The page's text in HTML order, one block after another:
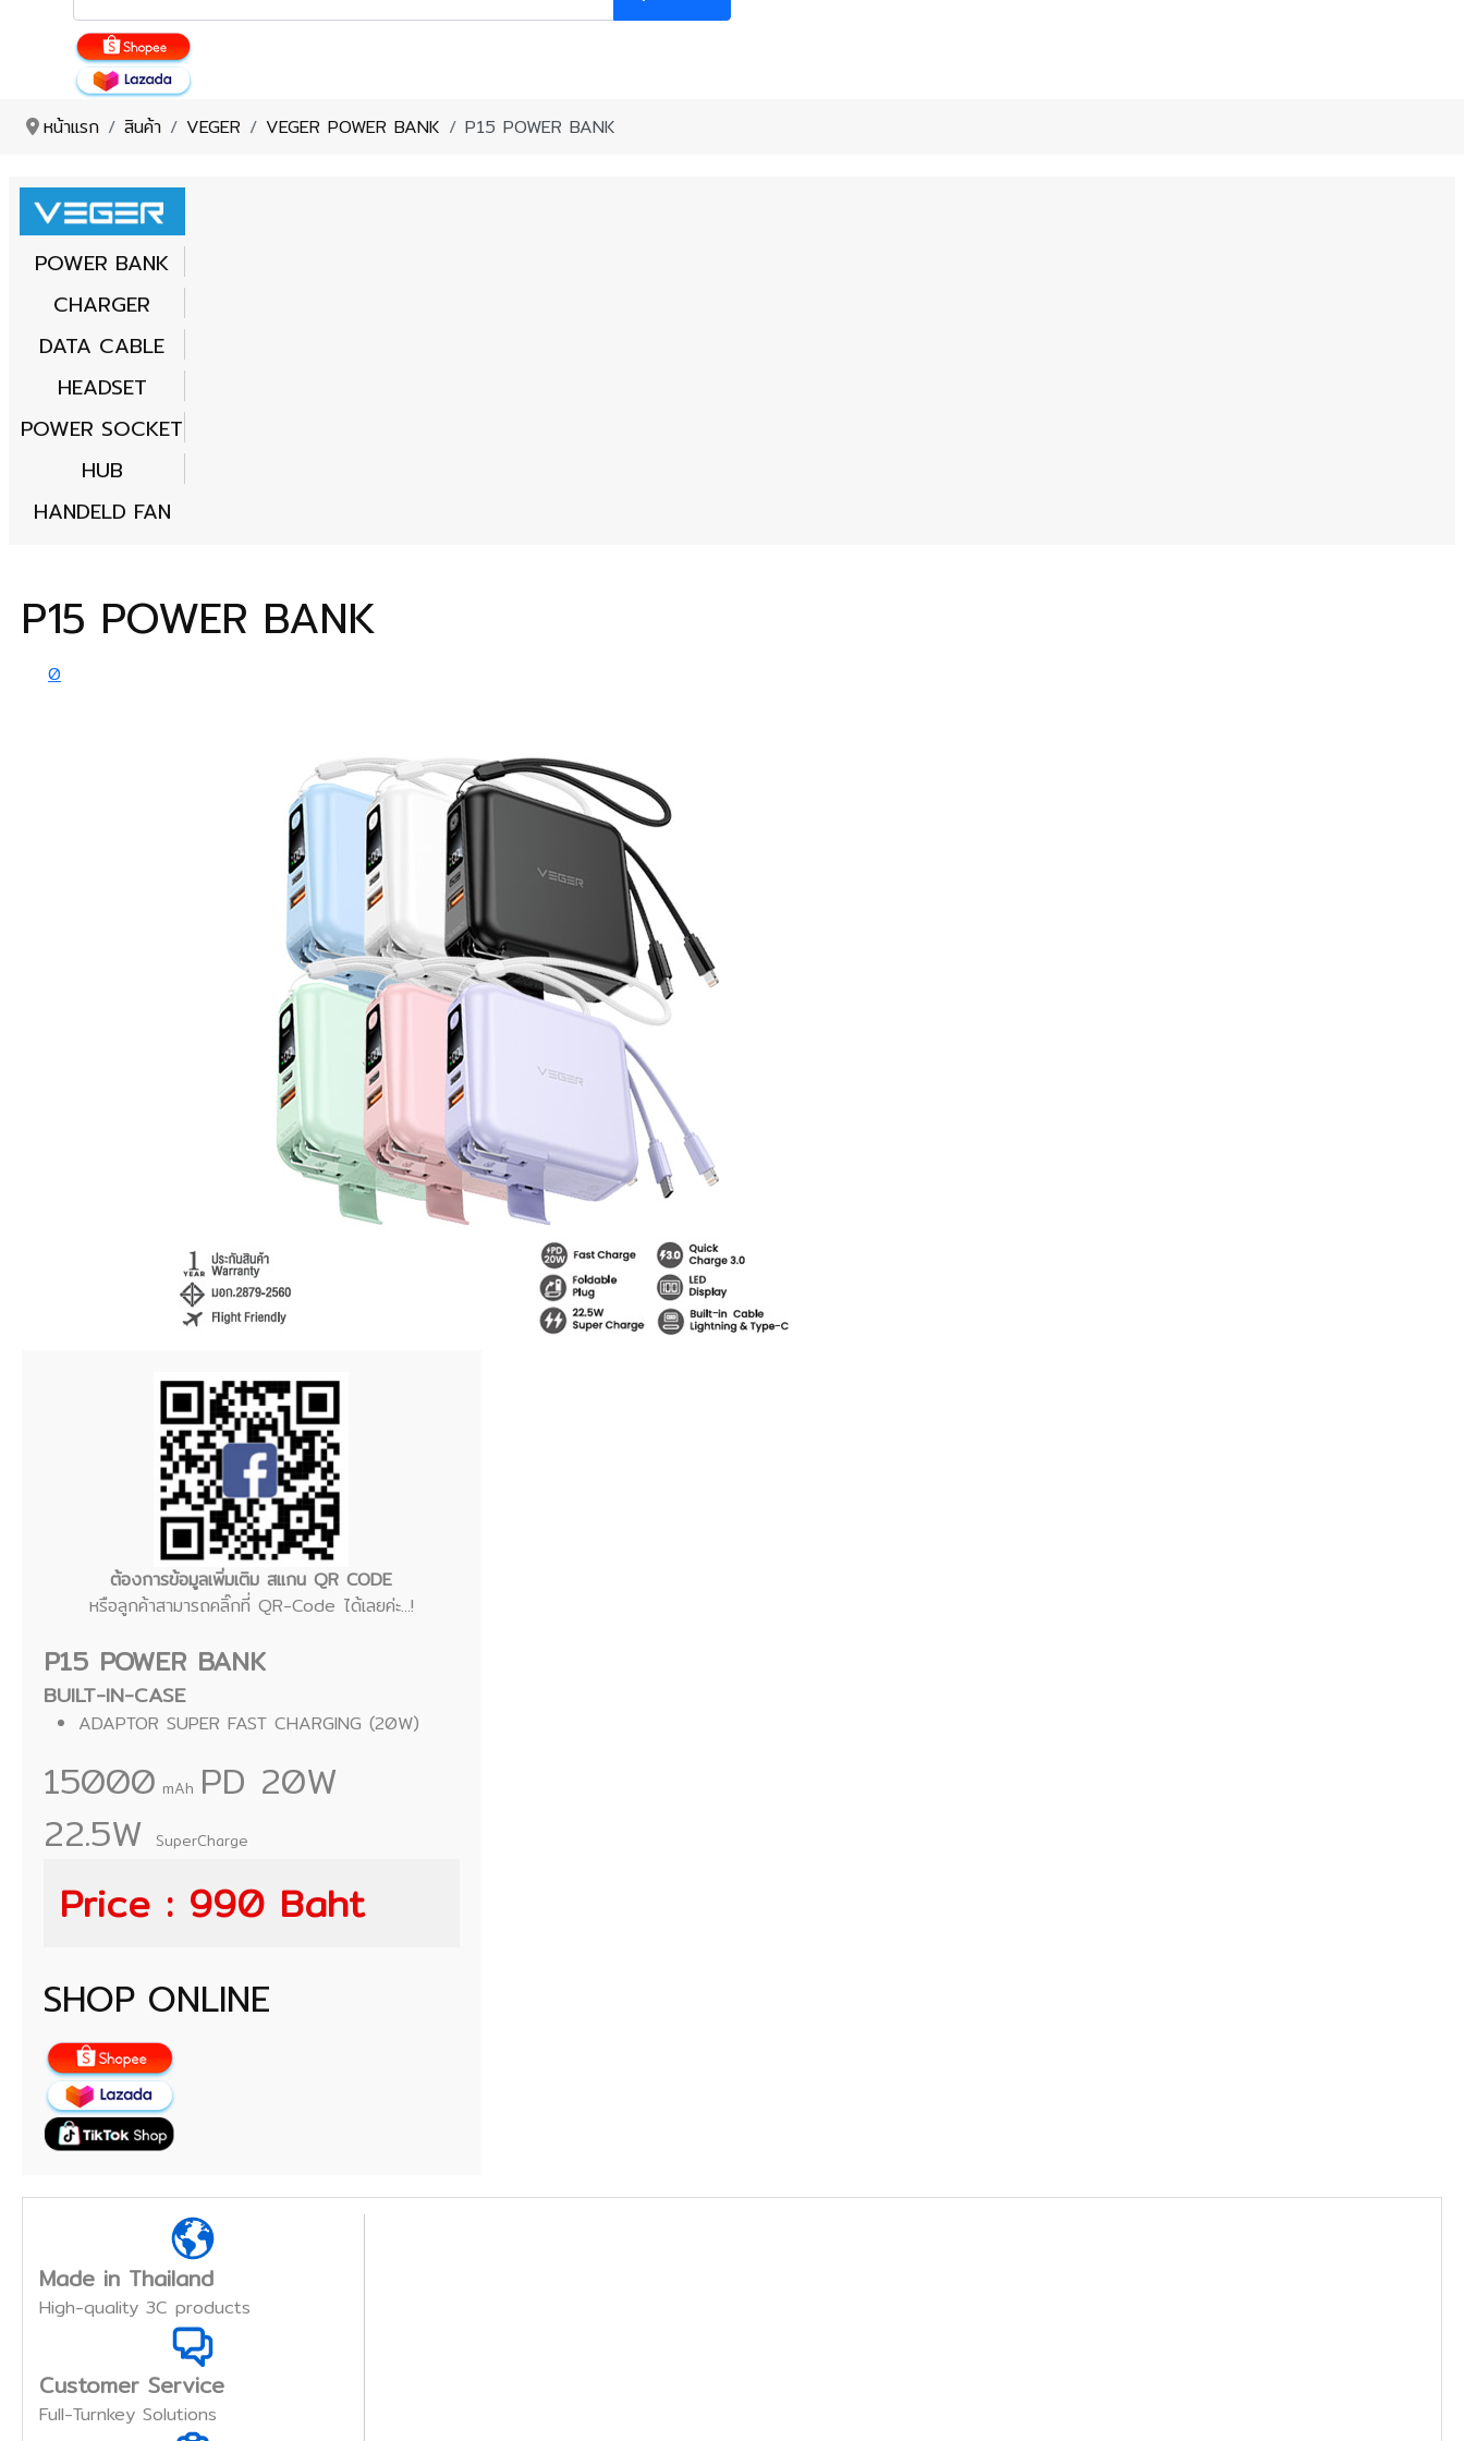
หน้าแรก สินค้า VEGER VEGER POWER BANK P15 POWER BANK
POWER BANK
CHARGER
DATA CABLE
HEADSET
POWER SOCKET
HUB
HANDELD FAN
P15 POWER BANK
0
ต้องการข้อมูลเพิ่มเติม สแกน QR CODE
หรือลูกค้าสามารถคลิ๊กที่ QR-Code ได้เลยค่ะ...!
P15 POWER BANK
BUILT-IN-CASE
ADAPTOR SUPER FAST CHARGING (20W)
15000 mAh PD 20W
22.5W
SuperCharge
Price : 990 Baht
SHOP ONLINE
Made in Thailand
High-quality 3C products
Customer Service
Full-Turnkey Solutions